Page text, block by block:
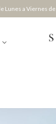
Lunes a Viernes de